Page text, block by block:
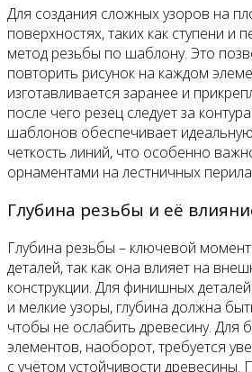
Для создания сложных узоров на
поверхностях, таких как ступени и
метод резьбы по шаблону. Это
повторить рисунок на каждом
изготавливается заранее и
после чего резец следует за
шаблонов обеспечивает
четкость линий, что особенно
орнаментами на лестничных
Глубина резьбы и её
Глубина резьбы – ключевой
деталей, так как она влияет на
конструкции. Для финишных
и мелкие узоры, глубина должна
чтобы не ослабить древесину. Для
элементов, наоборот, требуется
с учётом устойчивости древесины.